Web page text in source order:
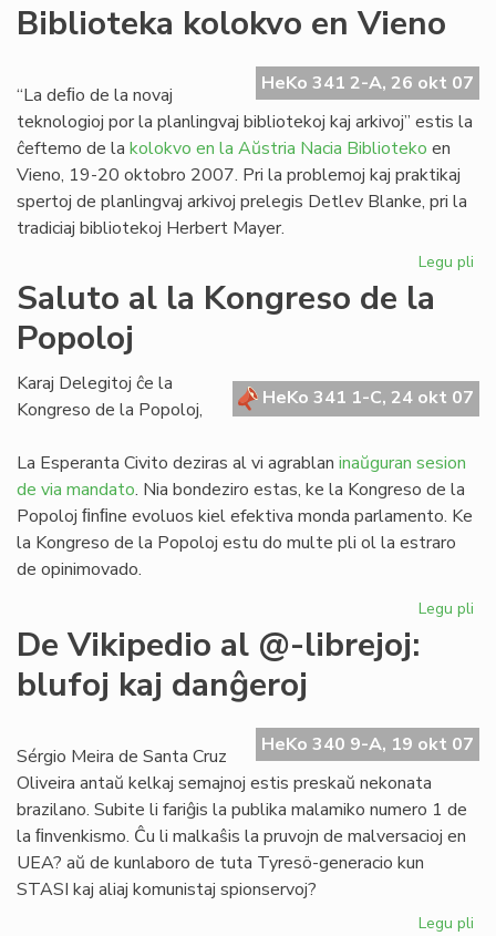
Biblioteka kolokvo en Vieno
HeKo 341 2-A, 26 okt 07
“La deﬁo de la novaj
teknologioj por la planlingvaj bibliotekoj kaj arkivoj” estis la
ĉeftemo de la kolokvo en la Aŭstria Nacia Biblioteko en
Vieno, 19-20 oktobro 2007. Pri la problemoj kaj praktikaj
spertoj de planlingvaj arkivoj prelegis Detlev Blanke, pri la
tradiciaj bibliotekoj Herbert Mayer.
Legu pli
Saluto al la Kongreso de la
Popoloj
HeKo 341 1-C, 24 okt 07
Karaj Delegitoj ĉe la
Kongreso de la Popoloj,
La Esperanta Civito deziras al vi agrablan inaŭguran sesion
de via mandato. Nia bondeziro estas, ke la Kongreso de la
Popoloj ﬁnﬁne evoluos kiel efektiva monda parlamento. Ke
la Kongreso de la Popoloj estu do multe pli ol la estraro
de opinimovado.
Legu pli
de
De Vikipedio al @-librejoj:
blufoj kaj danĝeroj
HeKo 340 9-A, 19 okt 07
Sérgio Meira de Santa Cruz
Oliveira antaŭ kelkaj semajnoj estis preskaŭ nekonata
brazilano. Subite li fariĝis la publika malamiko numero 1 de
la ﬁnvenkismo. Ĉu li malkaŝis la pruvojn de malversacioj en
UEA? aŭ de kunlaboro de tuta Tyresö-generacio kun
STASI kaj aliaj komunistaj spionservoj?
Legu pli